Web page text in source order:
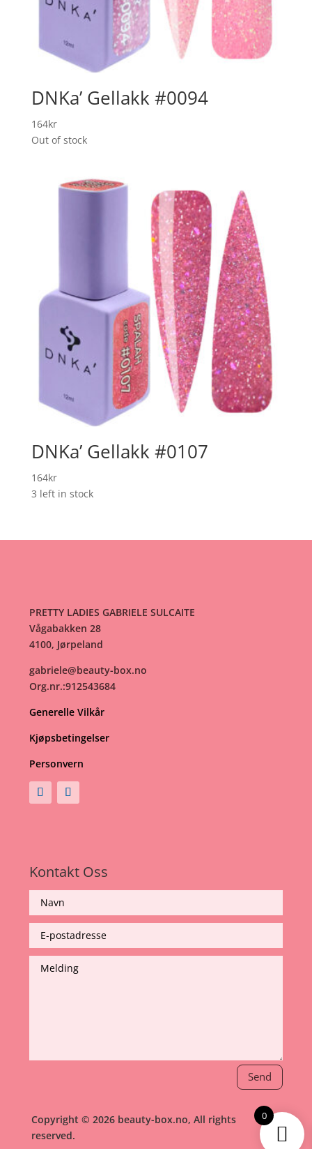
DNKa’ Gellakk #0094
164kr
Out of stock
DNKa’ Gellakk #0107
164kr
3 left in stock
PRETTY LADIES GABRIELE SULCAITE
Vågabakken 28
4100, Jørpeland
gabriele@beauty-box.no
Org.nr.:912543684
Generelle Vilkår
Kjøpsbetingelser
Personvern
Kontakt Oss
Send
Copyright © 2026 beauty-box.no, All rights
reserved.
0